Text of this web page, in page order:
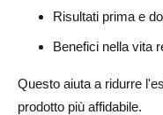
Risultati prima e
Benefici nella vita
Questo aiuta a ridurre
prodotto più affidabile.